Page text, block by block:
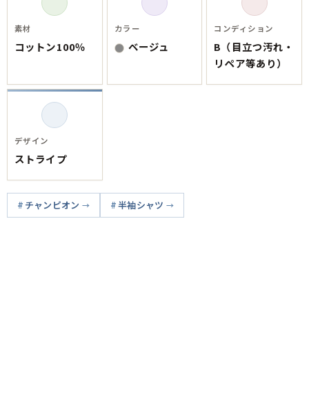
素材
コットン100％
カラー
ベージュ
コンディション
B（目立つ汚れ・
リペア等あり）
デザイン
ストライプ
チャンピオン 半袖シャツ